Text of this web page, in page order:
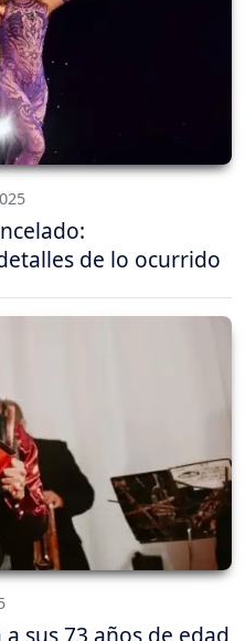
de lo ocurrido
sus 73 años de edad